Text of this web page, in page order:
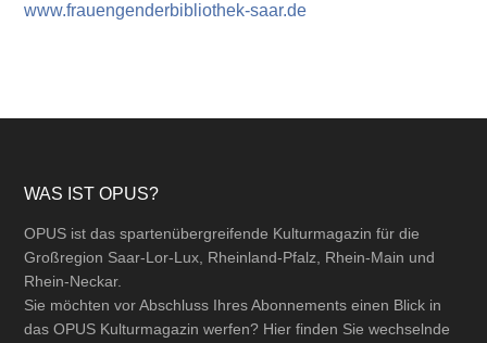
www.frauengenderbibliothek-saar.de
Footer
WAS IST OPUS?
OPUS ist das spartenübergreifende Kulturmagazin für die
Großregion Saar-Lor-Lux, Rheinland-Pfalz, Rhein-Main und
Rhein-Neckar.
Sie möchten vor Abschluss Ihres Abonnements einen Blick in
das OPUS Kulturmagazin werfen? Hier finden Sie wechselnde